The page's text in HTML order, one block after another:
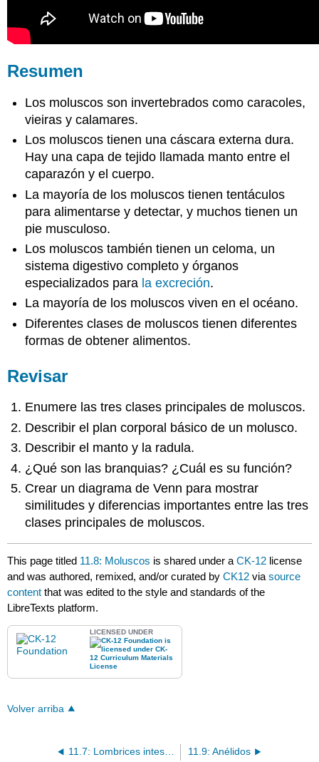
Resumen
Los moluscos son invertebrados como caracoles,
vieiras y calamares.
Los moluscos tienen una cáscara externa dura.
Hay una capa de tejido llamada manto entre el
caparazón y el cuerpo.
La mayoría de los moluscos tienen tentáculos
para alimentarse y detectar, y muchos tienen un
pie musculoso.
Los moluscos también tienen un celoma, un
sistema digestivo completo y órganos
especializados para la excreción.
La mayoría de los moluscos viven en el océano.
Diferentes clases de moluscos tienen diferentes
formas de obtener alimentos.
Revisar
Enumere las tres clases principales de moluscos.
Describir el plan corporal básico de un molusco.
Describir el manto y la radula.
¿Qué son las branquias? ¿Cuál es su función?
Crear un diagrama de Venn para mostrar
similitudes y diferencias importantes entre las tres
clases principales de moluscos.
This page titled 11.8: Moluscos is shared under aCK-12 license
and was authored, remixed, and/or curated byCK12 viasource
content that was edited to the style and standards of the
LibreTexts platform.
LICENSED UNDER
Volver arriba
11.7: Lombrices intestinales 11.9: Anélidos